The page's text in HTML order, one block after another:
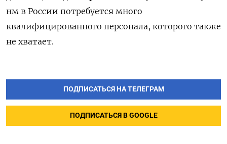
нм в России потребуется много
квалифицированного персонала, которого также
не хватает.
ПОДПИСАТЬСЯ НА ТЕЛЕГРАМ
ПОДПИСАТЬСЯ В GOOGLE